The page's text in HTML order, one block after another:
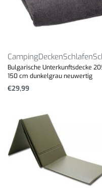
CampingDeckenSchlafen
Bulgarische Unterkunftsdecke
150 cm dunkelgrau neuwertig
€29,99